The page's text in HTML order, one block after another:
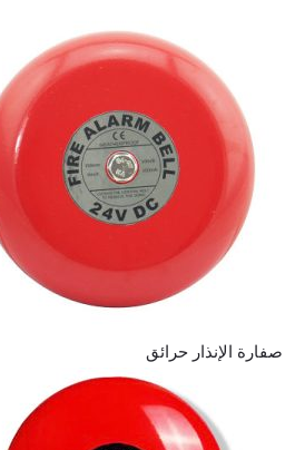
صفارة الإنذار حرائق